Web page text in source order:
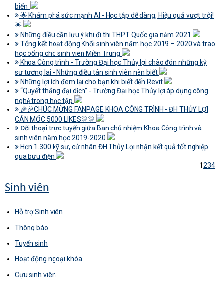
biển.
🌟 Khám phá sức mạnh AI - Học tập dễ dàng, Hiệu quả vượt trội!
🌟
Những điều cần lưu ý khi đi thi THPT Quốc gia năm 2021
Tổng kết hoạt động Khối sinh viên năm học 2019 – 2020 và trao
học bổng cho sinh viên Miền Trung
Khoa Công trình - Trường Đại học Thủy lợi chào đón những kỹ
sư tương lai - Những điều tân sinh viên nên biết
Những lợi ích đem lại cho bạn khi biết đến Revit
“Quyết thắng đại dịch” - Trường Đại học Thủy lợi áp dụng công
nghệ trong học tập
🎉🎉CHÚC MỪNG FANPAGE KHOA CÔNG TRÌNH - ĐH THỦY LỢI
CÁN MỐC 5000 LIKES🎊🎊
Đối thoại trực tuyến giữa Ban chủ nhiệm Khoa Công trình và
sinh viên năm học 2019-2020
Hơn 1.300 kỹ sư, cử nhân ĐH Thủy Lợi nhận kết quả tốt nghiệp
qua bưu điện
1234
Sinh viên
Hỗ trợ Sinh viên
Thông báo
Tuyển sinh
Hoạt động ngoại khóa
Cựu sinh viên